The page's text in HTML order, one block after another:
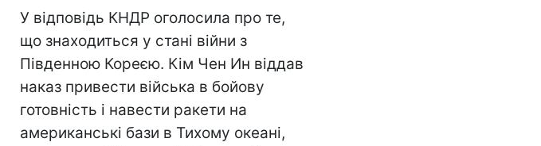
У відповідь КНДР оголосила про те,
що знаходиться у стані війни з
Південною Кореєю. Кім Чен Ин віддав
наказ привести війська в бойову
готовність і навести ракети на
американські бази в Тихому океані,